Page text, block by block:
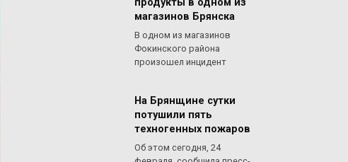
продукты в одном из
магазинов Брянска
В одном из магазинов
Фокинского района
произошел инцидент
На Брянщине сутки
потушили пять
техногенных пожаров
Об этом сегодня, 24